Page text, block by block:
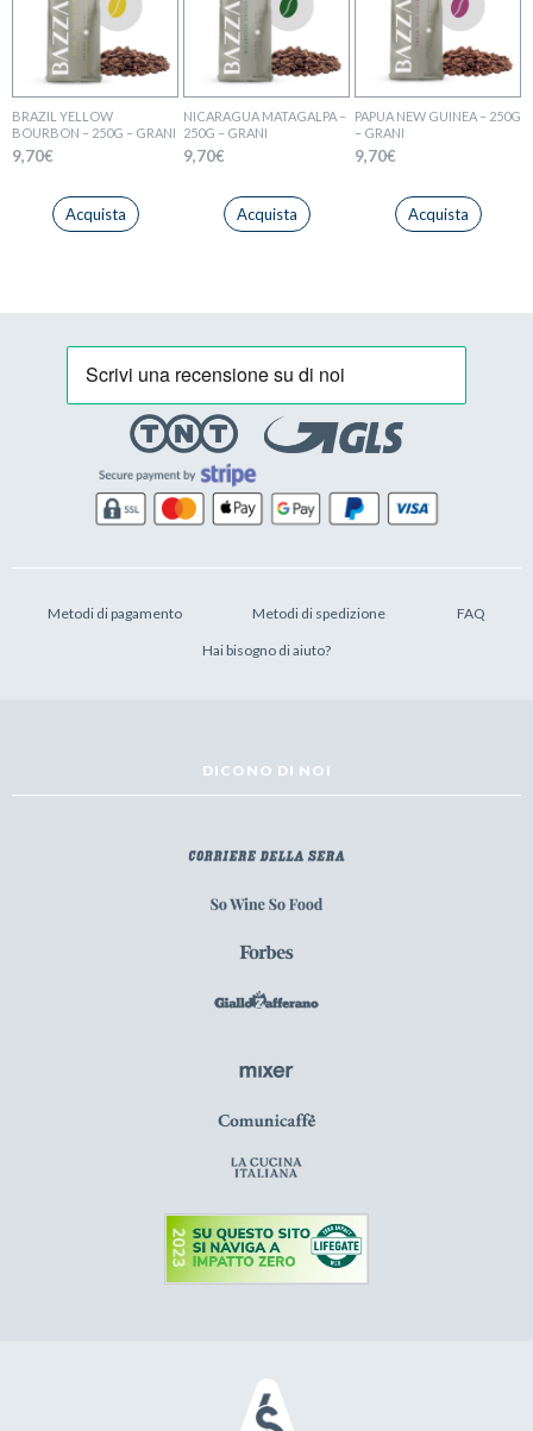
BRAZIL YELLOW
BOURBON – 250G – GRANI
9,70€
Acquista
NICARAGUA MATAGALPA –
250G – GRANI
9,70€
Acquista
PAPUA NEW GUINEA – 250G
– GRANI
9,70€
Acquista
Metodi di pagamento Metodi di spedizione FAQ
Hai bisogno di aiuto?
DICONO DI NOI